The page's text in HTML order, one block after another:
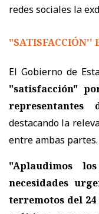
redes sociales la
"SATISFACCIÓN''
El Gobierno de
"satisfacción"
representantes
destacando la
entre ambas partes.
"Aplaudimos
necesidades
terremotos del